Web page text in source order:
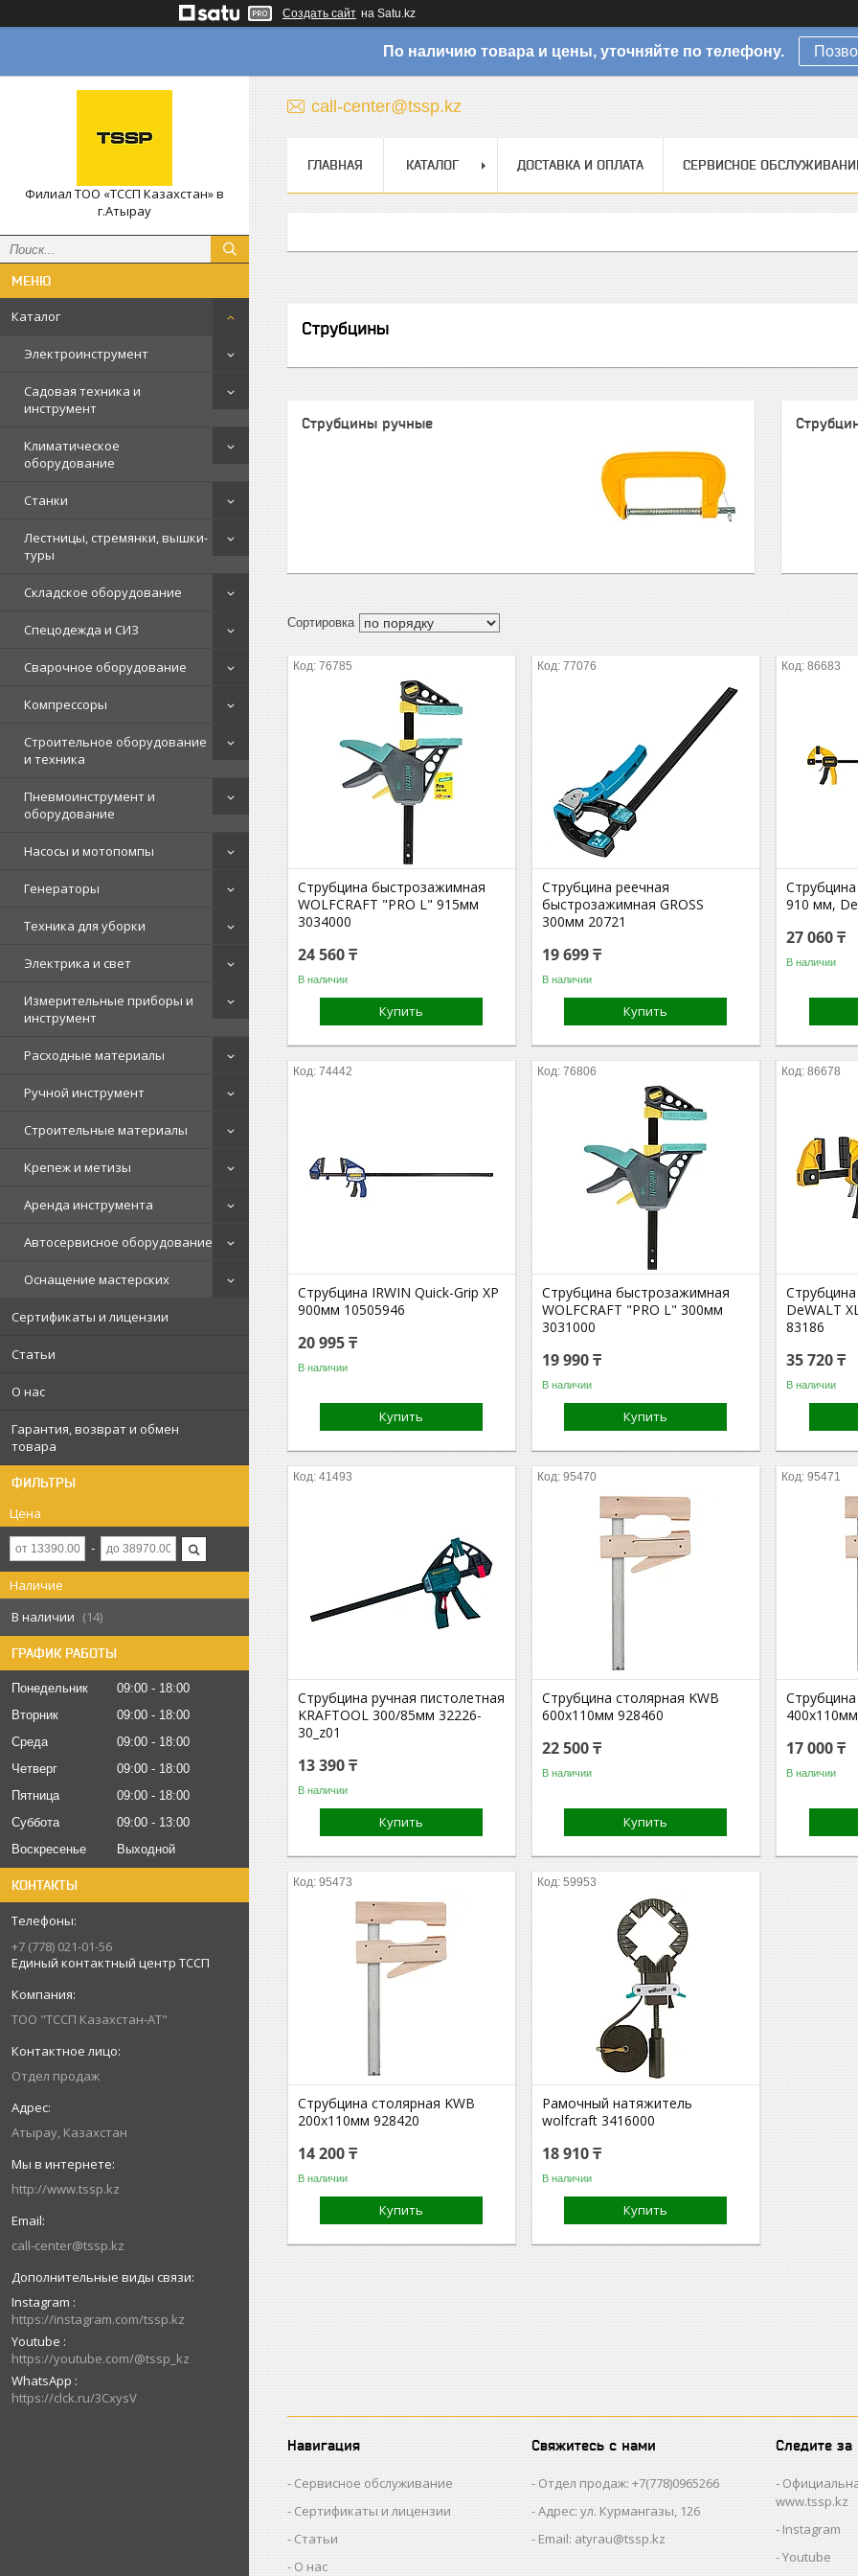
Создать сайт на Satu.kz
По наличию товара и цены, уточняйте по телефону.
Филиал ТОО «ТССП Казахстан» в
г.Атырау
Каталог
Электроинструмент
Садовая техника и
инструмент
Климатическое
оборудование
Станки
Лестницы, стремянки, вышки-
туры
Складское оборудование
Спецодежда и СИЗ
Сварочное оборудование
Компрессоры
Строительное оборудование
и техника
Пневмоинструмент и
оборудование
Насосы и мотопомпы
Генераторы
Техника для уборки
Электрика и свет
Измерительные приборы и
инструмент
Расходные материалы
Ручной инструмент
Строительные материалы
Крепеж и метизы
Аренда инструмента
Автосервисное оборудование
Оснащение мастерских
Сертификаты и лицензии
Статьи
О нас
Гарантия, возврат и обмен
товара
ФИЛЬТРЫ
Цена
Наличие
В наличии
14
ГРАФИК РАБОТЫ
Понедельник 09:00
18:00
Вторник
09:00
18:00
Среда
09:00
18:00
Четверг
09:00
18:00
Пятница
09:00
18:00
Суббота
09:00
13:00
Воскресенье
Выходной
КОНТАКТЫ
+7 (778) 021-01-56
Единый контактный центр ТССП
ТОО "ТССП Казахстан-АТ"
Отдел продаж
Атырау, Казахстан
http://www.tssp.kz
call-center@tssp.kz
Instagram
https://instagram.com/tssp.kz
Youtube
https://youtube.com/@tssp_kz
WhatsApp
https://clck.ru/3CxysV
call-center@tssp.kz
ГЛАВНАЯ КАТАЛОГ ДОСТАВКА И ОПЛАТА СЕРВИСНОЕ
Струбцины
Струбцины ручные
76785
Струбцина быстрозажимная
WOLFCRAFT "PRO L" 915мм
3034000
24 560 ₸
В наличии
Купить
77076
Струбцина реечная
быстрозажимная GROSS
300мм 20721
19 699 ₸
В наличии
Купить
86683
910 мм,
27 060 ₸
В наличии
74442
Струбцина IRWIN Quick-Grip XP
900мм 10505946
20 995 ₸
В наличии
Купить
76806
Струбцина быстрозажимная
WOLFCRAFT "PRO L" 300мм
3031000
19 990 ₸
В наличии
Купить
86678
DeWALT
83186
35 720 ₸
В наличии
41493
Струбцина ручная пистолетная
KRAFTOOL 300/85мм 32226-
30_z01
13 390 ₸
В наличии
Купить
95470
Струбцина столярная KWB
600x110мм 928460
22 500 ₸
В наличии
Купить
95471
17 000 ₸
В наличии
95473
Струбцина столярная KWB
200x110мм 928420
14 200 ₸
В наличии
Купить
59953
Рамочный натяжитель
wolfcraft 3416000
18 910 ₸
В наличии
Купить
Навигация
Сервисное обслуживание
Сертификаты и лицензии
Статьи
О нас
Свяжитесь с нами
Отдел продаж: +7(778)0965266
Адрес: ул. Курмангазы, 126
Email: atyrau@tssp.kz
Следите за
www.tssp.kz
Instagram
Youtube